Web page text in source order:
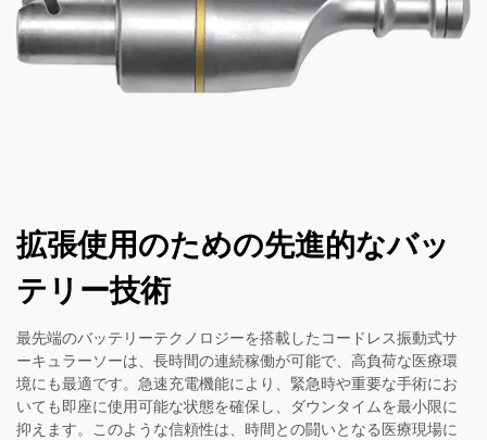
拡張使用のための先進的なバッ
テリー技術
最先端のバッテリーテクノロジーを搭載したコードレス振動式サ
ーキュラーソーは、長時間の連続稼働が可能で、高負荷な医療環
境にも最適です。急速充電機能により、緊急時や重要な手術にお
いても即座に使用可能な状態を確保し、ダウンタイムを最小限に
抑えます。このような信頼性は、時間との闘いとなる医療現場に